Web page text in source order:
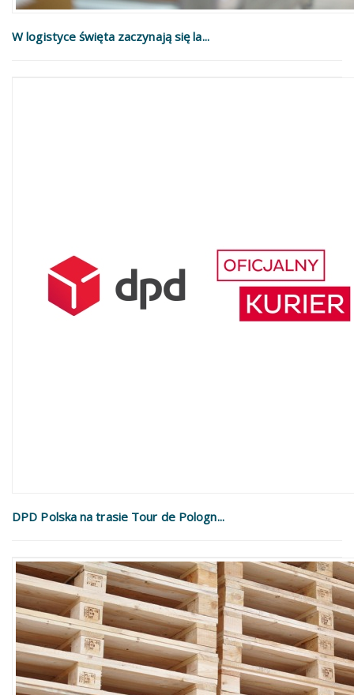
W logistyce święta zaczynają się la...
DPD Polska na trasie Tour de Pologn...